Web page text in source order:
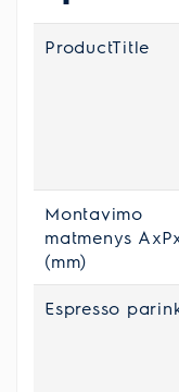
ProductTitle
Montavimo
matmenys
(mm)
Espresso